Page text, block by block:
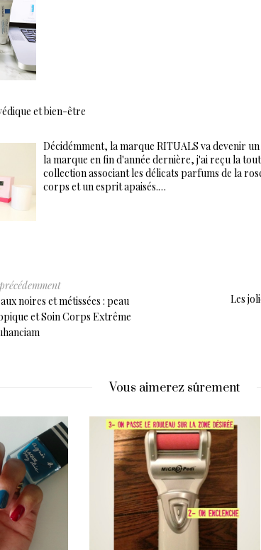
et bien-être
Décidémment, la marque RITUALS va devenir
la marque en fin d'année dernière, j'ai reçu la
collection associant les délicats parfums de la
corps et un esprit apaisés.…
précédemment
noires et métissées : peau
et Soin Corps Extrême
Les
Vous aimerez sûrement